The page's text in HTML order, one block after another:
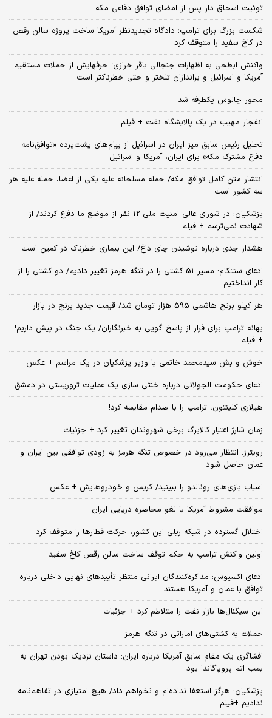
توئیت اسحاق دار پس از امضای توافق دفاعی مکه
شکست بزرگ برای ترامپ؛ دادگاه تجدیدنظر آمریکا ساخت پروژه سالن رقص
در کاخ سفید را متوقف کرد
واکنش ابطحی به اظهارات جنجالی باقر خرازی؛ حرفهایش از حملات مستقیم
آمریکا و اسرائیل و براندازان تلختر و حتی خطرناکتر است
محور چالوس یکطرفه شد
انفجار مهیب در یک پالایشگاه نفت + فیلم
تحلیل رئیس سابق میز ایران در اسرائیل از پیام‌های پشت‌پرده «توافق‌نامه
دفاع مشترک مکه» برای ایران، آمریکا و اسرائیل
انتشار متن کامل توافق مکه/ حمله مسلحانه علیه یکی از اعضا، حمله علیه هر
سه کشور است
پزشکیان: در شورای عالی امنیت ملی 12 نفر از موضع ما دفاع کردند/ از
شهادت نمی‌ترسم + فیلم
هشدار جدی درباره نوشیدن چای داغ/ این بیماری خطرناک در کمین است
ادعای سنتکام: مسیر 51 کشتی را در تنگه هرمز تغییر دادیم/ دو کشتی را از
کار انداختیم
هر کیلو برنج هاشمی 595 هزار تومان شد/ قیمت جدید برنج در بازار
بهانه ترامپ برای فرار از پاسخ گویی به خبرنگاران/ یک جنگ در پیش داریم!
+ فیلم
خوش و بش سیدمحمد خاتمی با وزیر پزشکیان در یک مراسم + عکس
ادعای حکومت الجولانی درباره خنثی سازی یک عملیات تروریستی در دمشق
هیلاری کلینتون، ترامپ را با صدام مقایسه کرد!
زمان شارژ اعتبار کالابرگ برخی شهروندان تغییر کرد + جزئیات
رویترز: انتظار می‌رود در خصوص تنگه هرمز به زودی توافقی بین ایران و
عمان حاصل شود
اسباب‌ بازی‌های رونالدو را ببینید/ کریس و خودروهایش + عکس
موافقت مشروط آمریکا با لغو محاصره دریایی ایران
اختلال گسترده در شبکه ریلی این کشور، حرکت قطارها را متوقف کرد
اولین واکنش ترامپ به حکم توقف ساخت سالن رقص کاخ سفید
ادعای اکسیوس: مذاکره‌کنندگان ایرانی منتظر تأییدهای نهایی داخلی درباره
توافق با عمان و آمریکا هستند
این سیگنال‌ها بازار نفت را متلاطم کرد + جزئیات
حملات به کشتی‌های اماراتی در تنگه هرمز
افشاگری یک مقام سابق آمریکا درباره ایران: داستان نزدیک بودن تهران به
بمب اتم پروپاگاندا بود
پزشکیان: هرگز استعفا نداده‌ام و نخواهم داد/ هیچ امتیازی در تفاهم‌نامه
ندادیم +فیلم